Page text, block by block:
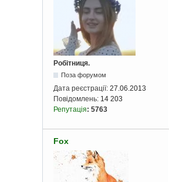
Робітниця.
Поза форумом
Дата реєстрації: 27.06.2013
Повідомлень: 14 203
Репутація: 5763
Fox